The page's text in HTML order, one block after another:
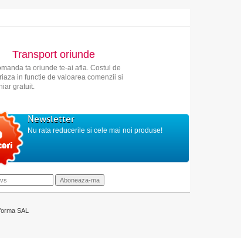
Transport oriunde
ta oriunde te-ai afla. Costul de
in functie de valoarea comenzii si
gratuit.
Newsletter
Nu rata reducerile si cele mai noi produse!
SAL